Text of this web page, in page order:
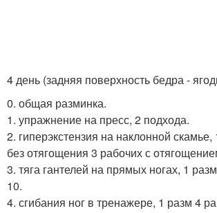
4 день (задняя поверхность бедра -
0. общая разминка.
1. упражнение на пресс, 2 подхода.
2. гиперэкстензия на наклонной
без отягощения 3 рабочих с
3. тяга гантелей на прямых ногах, 1
10.
4. сгибания ног в тренажере, 1 разм 4